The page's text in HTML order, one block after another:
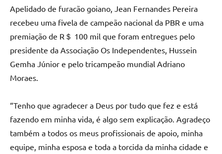
Apelidado de furacão goiano, Jean Fernandes Pereira
recebeu uma fivela de campeão nacional da PBR e uma
premiação de R＄ 100 mil que foram entregues pelo
presidente da Associação Os Independentes, Hussein
Gemha Júnior e pelo tricampeão mundial Adriano
Moraes.
“Tenho que agradecer a Deus por tudo que fez e está
fazendo em minha vida, é algo sem explicação. Agradeço
também a todos os meus profissionais de apoio, minha
equipe, minha esposa e toda a torcida da minha cidade e